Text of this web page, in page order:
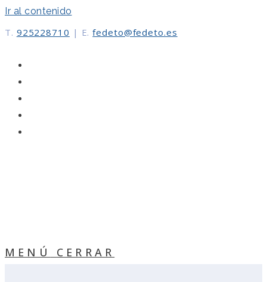
Ir al contenido
T. 925228710 | E. fedeto@fedeto.es
MENÚ CERRAR